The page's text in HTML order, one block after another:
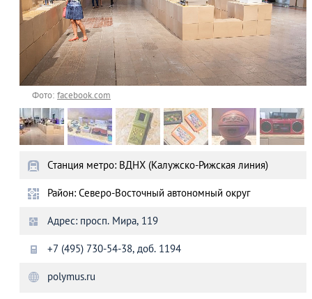
Фото:facebook.com
Станция метро: ВДНХ (Калужско-Рижская линия)
Район: Северо-Восточный автономный округ
Адрес: просп. Мира, 119
+7 (495) 730-54-38, доб. 1194
polymus.ru